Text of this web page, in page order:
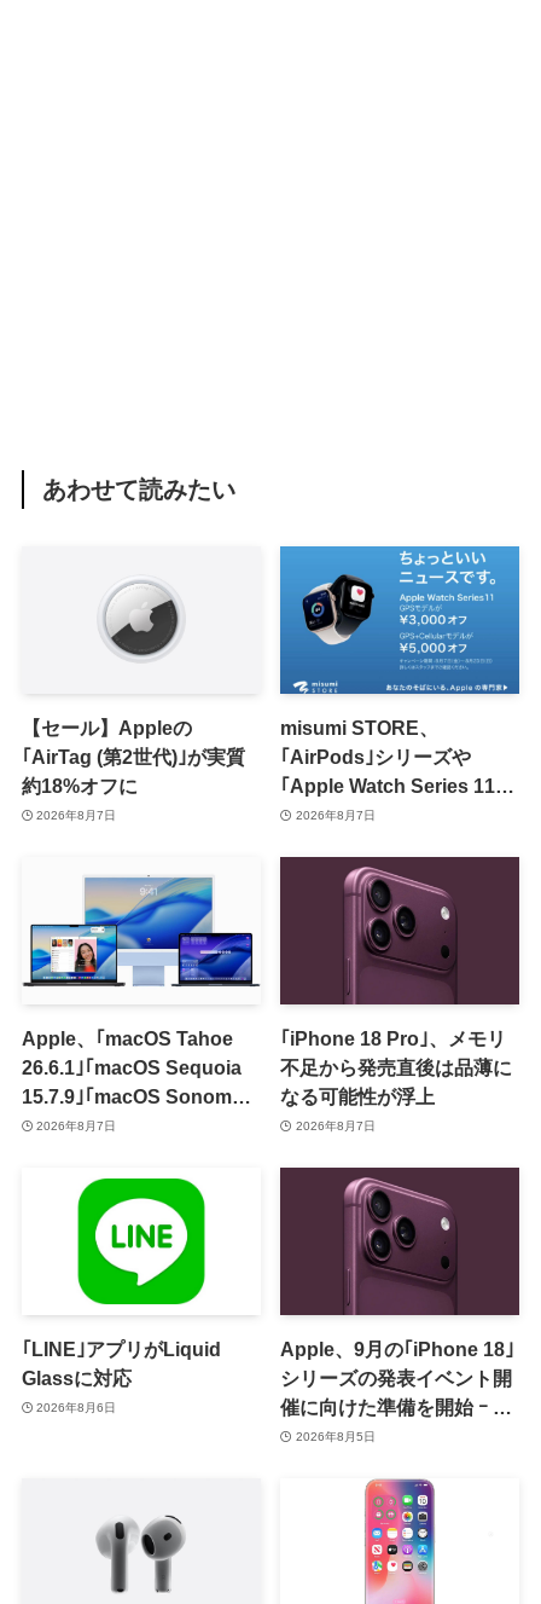
あわせて読みたい
【セール】Appleの
｢AirTag (第2世代)｣が実質
約18%オフに
2026年8月7日
misumi STORE、
｢AirPods｣シリーズや
｢Apple Watch Series 11｣
のセールを開催中
2026年8月7日
Apple、｢macOS Tahoe
26.6.1｣｢macOS Sequoia
15.7.9｣｢macOS Sonoma
14.8.9｣をリリース ｰ 画面共
2026年8月7日
｢iPhone 18 Pro｣、メモリ
不足から発売直後は品薄に
なる可能性が浮上
2026年8月7日
｢LINE｣アプリがLiquid
Glassに対応
2026年8月6日
Apple、9月の｢iPhone 18｣
シリーズの発表イベント開
催に向けた準備を開始 ｰ 9
月8日か9月9日に開催見込
2026年8月5日